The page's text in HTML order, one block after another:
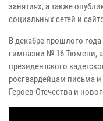
занятиях, а также
социальных сетей и
В декабре прошлого
гимназии № 16 Тюмени,
президентского
росгвардейцам письма
Героев Отечества и